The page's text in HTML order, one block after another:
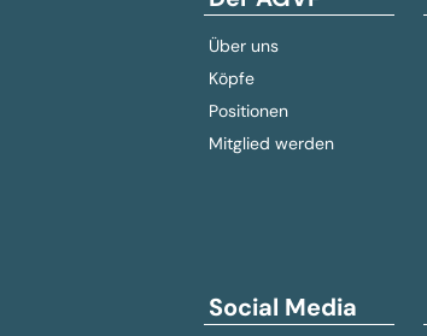
Über uns
Köpfe
Positionen
Mitglied werden
Social Media